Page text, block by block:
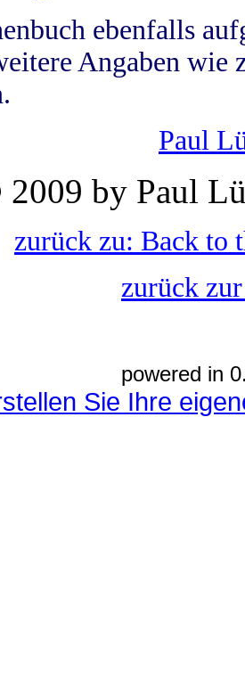
ebenfalls
Angaben wie
Paul
by Paul
zurück zu: Back to
zurück
powered in
Sie Ihre